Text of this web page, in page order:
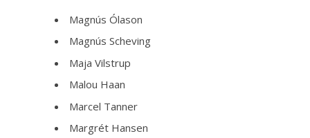
Magnús Ólason
Magnús Scheving
Maja Vilstrup
Malou Haan
Marcel Tanner
Margrét Hansen